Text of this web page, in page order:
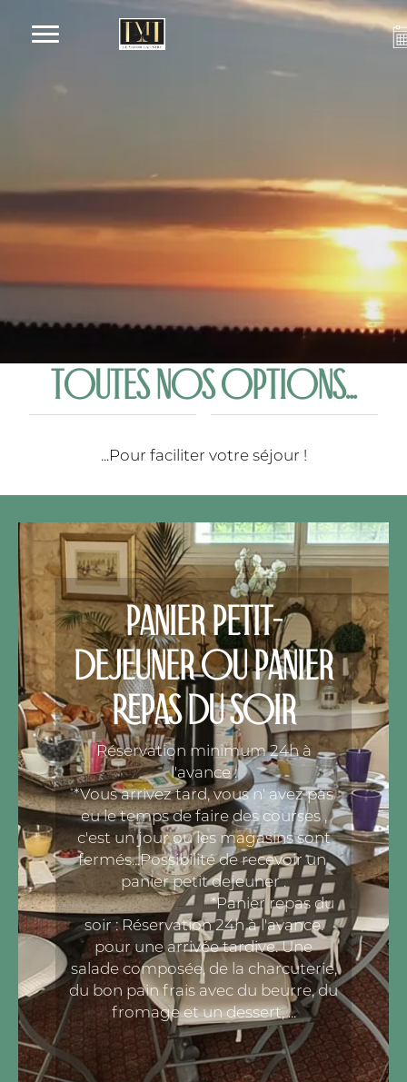
TOUTES NOS OPTIONS...
...Pour faciliter votre séjour !
PANIER PETIT-
DÉJEUNER OU PANIER
REPAS DU SOIR
Réservation minimum 24h à
l'avance :
*Vous arrivez tard, vous n' avez pas
eu le temps de faire des courses ,
c'est un jour ou les magasins sont
fermés...Possibilité de recevoir un
panier petit dejeuner .
*Panier repas du
soir : Réservation 24h à l'avance.
pour une arrivée tardive. Une
salade composée, de la charcuterie,
du bon pain frais avec du beurre, du
fromage et un dessert, ...